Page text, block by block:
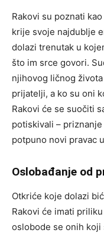
Rakovi su poznati
krije svoje najdublje
dolazi trenutak u
što im srce govori.
njihovog ličnog
prijatelji, a ko su oni
Rakovi će se suočiti
potiskivali –
potpuno novi pravac
Oslobađanje od
Otkriće koje dolazi
Rakovi će imati
oslobode se onih koji